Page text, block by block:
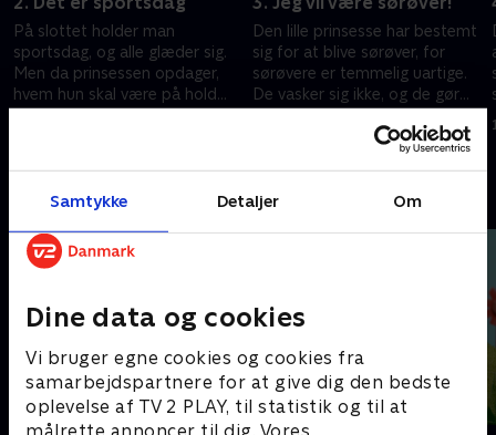
Samtykke Detaljer Om
Dine data og cookies
Vi bruger egne cookies og cookies fra
samarbejdspartnere for at give dig den bedste
oplevelse af TV 2 PLAY, til statistik og til at
målrette annoncer til dig. Vores
På slottet holder man
sportsdag, og alle glæder sig.
Men da prinsessen opdager,
hvem hun skal være på hold
med, er hun slet ikke glad.
Den lille prinsesse har bestemt
sig for at blive sørøver, for
sørøvere er temmelig uartige.
De vasker sig ikke, og de gør
aldrig, hvad der bliver sagt.
1. november 2016 • 11 min
Andre så også